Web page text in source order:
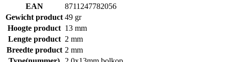
EAN
8711247782056
Gewicht product 49 gr
Hoogte product 13 mm
Lengte product 2 mm
Breedte product 2 mm